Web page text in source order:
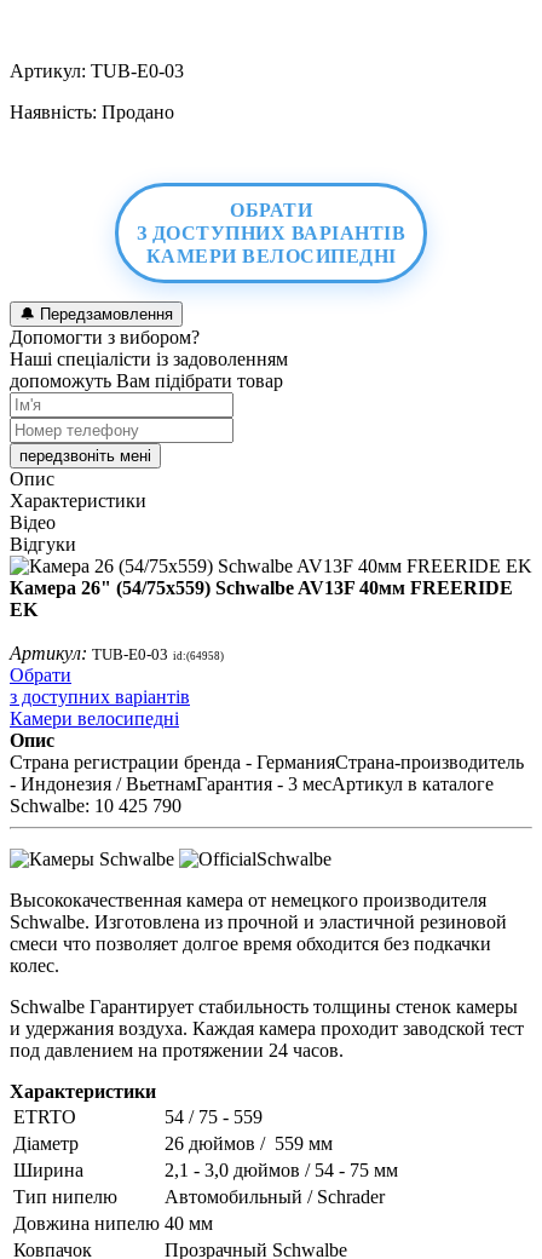
Артикул: TUB-E0-03
Наявність: Продано
ОБРАТИ
З ДОСТУПНИХ ВАРІАНТІВ
КАМЕРИ ВЕЛОСИПЕДНІ
🔔 Передзамовлення
Допомогти з вибором?
Наші спеціалісти із задоволенням
допоможуть Вам підібрати товар
передзвоніть мені
Опис
Характеристики
Відео
Відгуки
Камера 26" (54/75x559) Schwalbe AV13F 40мм FREERIDE
EK
Артикул: TUB-E0-03 id:(64958)
Обрати
з доступних варіантів
Камери велосипедні
Опис
Страна регистрации бренда - ГерманияСтрана-производитель
- Индонезия / ВьетнамГарантия - 3 месАртикул в каталоге
Schwalbe: 10 425 790
Высококачественная камера от немецкого производителя
Schwalbe. Изготовлена из прочной и эластичной резиновой
смеси что позволяет долгое время обходится без подкачки
колес.
Schwalbe Гарантирует стабильность толщины стенок камеры
и удержания воздуха. Каждая камера проходит заводской тест
под давлением на протяжении 24 часов.
Характеристики
ETRTO
54 / 75 - 559
Діаметр
26 дюймов / 559 мм
Ширина
2,1 - 3,0 дюймов / 54 - 75 мм
Тип нипелю
Автомобильный / Schrader
Довжина нипелю 40 мм
Ковпачок
Прозрачный Schwalbe